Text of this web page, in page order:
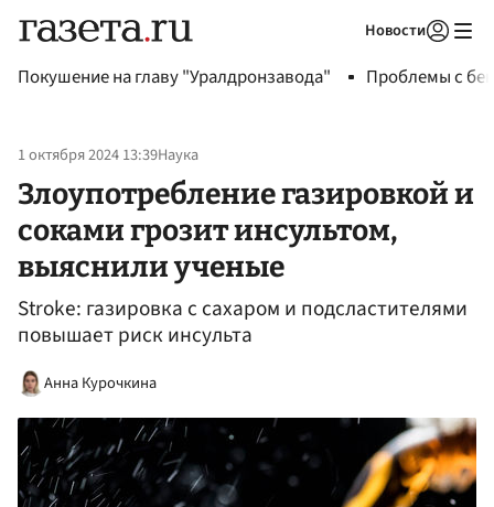
Новости
Покушение на главу "Уралдронзавода" Проблемы с
1 октября 2024 13:39Наука
Злоупотребление газировкой и
соками грозит инсультом,
выяснили ученые
Stroke: газировка с сахаром и подсластителями
повышает риск инсульта
Анна Курочкина